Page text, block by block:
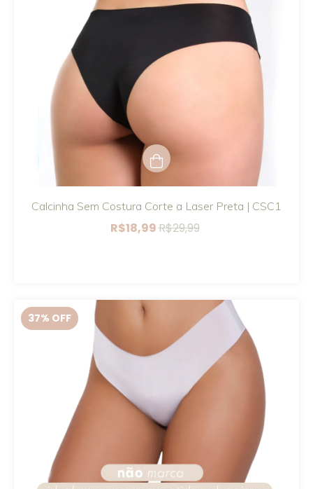
Calcinha Sem Costura Corte a Laser Preta | CSC1
R$18,99R$29,99
37% OFF